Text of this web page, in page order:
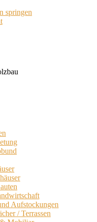
springen
Aufstockungen
/ Terrassen